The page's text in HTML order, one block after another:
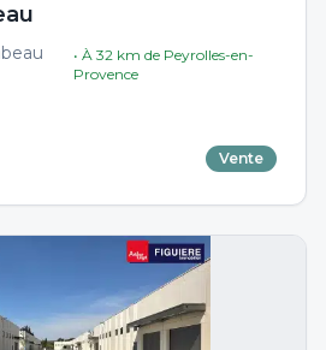
• À 32 km de Peyrolles-en-
Provence
Vente